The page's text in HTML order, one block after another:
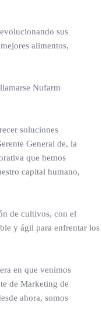
sus
alimentos,
Nufarm
soluciones
General de, la
que hemos
capital humano,
de cultivos, con el
y ágil para enfrentar los
en que venimos
de Marketing de
ahora, somos